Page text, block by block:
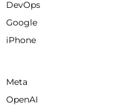
DevOps
Google
iPhone
Meta
OpenAI